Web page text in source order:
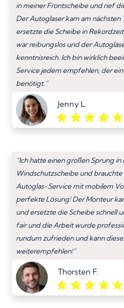
in meiner Frontscheibe und rief
Der Autoglaser kam am nächsten
ersetzte die Scheibe in
war reibungslos und der
kenntnisreich. Ich bin wirklich
Service jedem empfehlen, der
benötigt.”
Jenny L.
“Ich hatte einen großen Sprung in
Windschutzscheibe und
Autoglas-Service mit mobilem
perfekte Lösung! Der Monteur
und ersetzte die Scheibe schnell
fair und die Arbeit wurde
rundum zufrieden und kann
weiterempfehlen!”
Thorsten F.